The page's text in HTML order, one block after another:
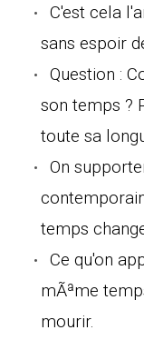
C'est cela
sans espoir
Question :
son temps ?
toute sa
On
temps
Ce qu'on
mÃªme
mourir.